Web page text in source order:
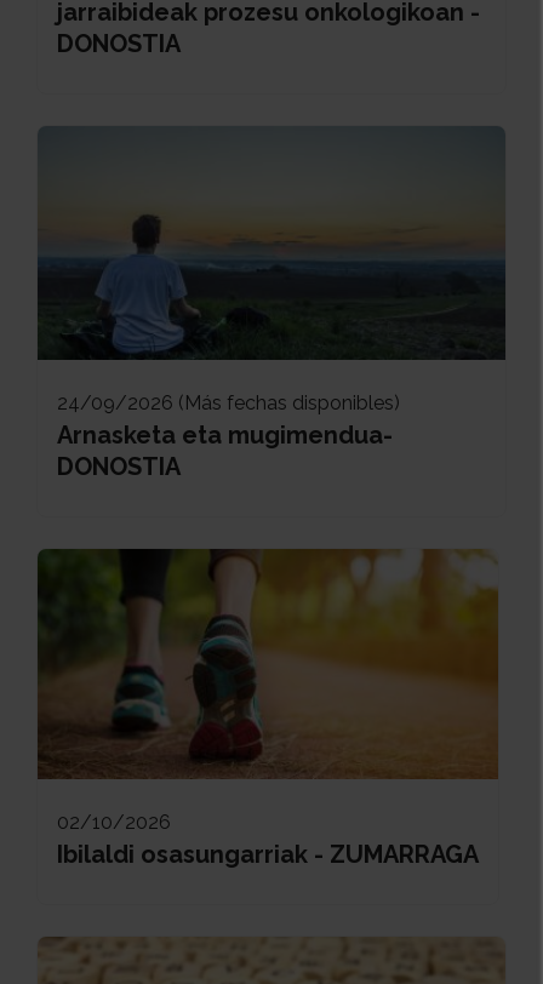
jarraibideak prozesu onkologikoan -
DONOSTIA
24/09/2026 (Más fechas disponibles)
Arnasketa eta mugimendua-
DONOSTIA
02/10/2026
Ibilaldi osasungarriak - ZUMARRAGA